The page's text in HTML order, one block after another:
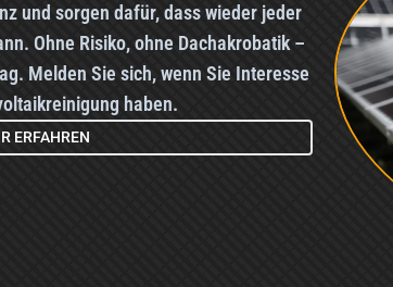
und sorgen dafür, dass wieder jeder
Ohne Risiko, ohne Dachakrobatik –
Melden Sie sich, wenn Sie Interesse
haben.
ERFAHREN